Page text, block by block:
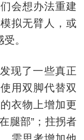
会想办法重建
拟无臂人，或
。
现了一些真正
用双脚代替双
衣物上增加更
腿部”；拄拐者